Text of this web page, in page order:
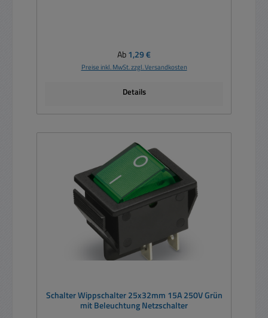
Regulärer Preis:
Ab1,29 €
Preise inkl. MwSt. zzgl. Versandkosten
Details
Schalter Wippschalter 25x32mm 15A 250V Grün
mit Beleuchtung Netzschalter